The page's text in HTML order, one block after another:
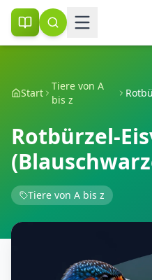
Start
Tiere von A
bis z
Rotbürzel-
Tiere von A bis z